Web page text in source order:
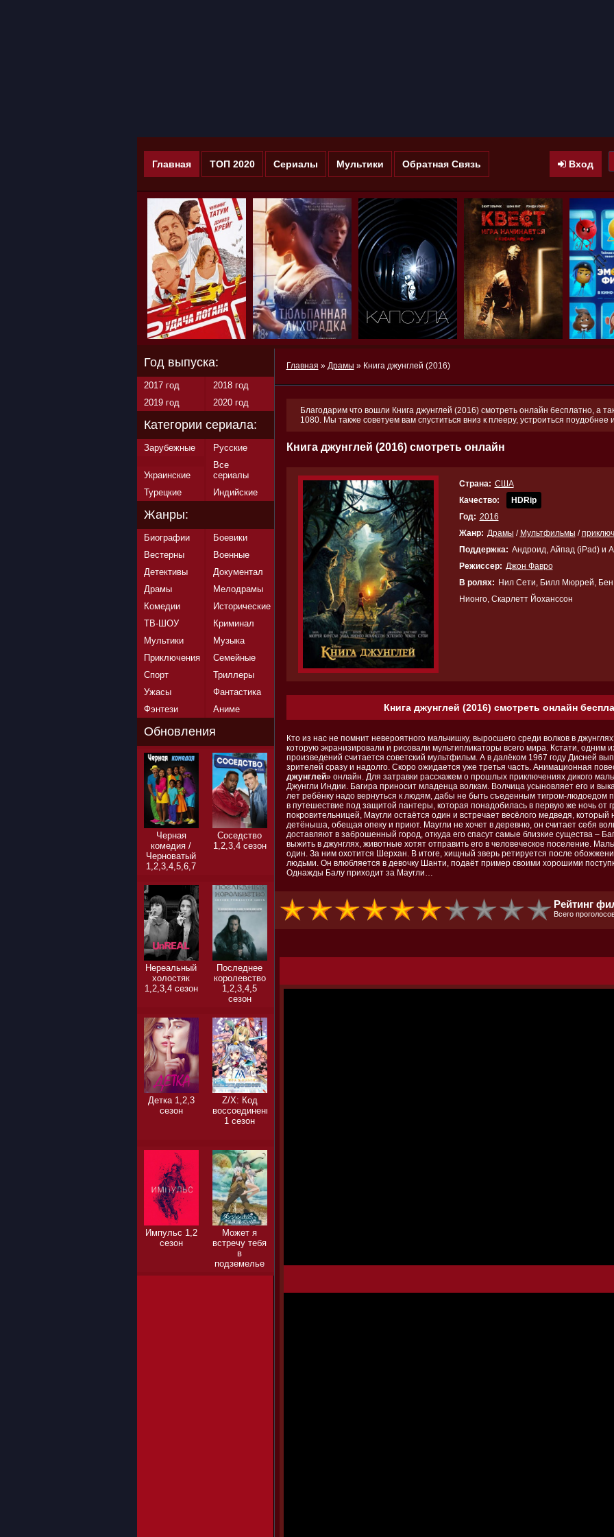
Главная ТОП 2020 Сериалы Мультики Обратная Связь Вход
Главная » Драмы » Книга джунглей (2016)
Благодарим что вошли Книга джунглей (2016) смотреть онлайн бесплатно, а
1080. Мы также советуем вам спуститься вниз к плееру, устроиться
Книга джунглей (2016) смотреть онлайн
Страна: США
Качество:
HDRip
Год: 2016
Жанр: Драмы / Мультфильмы /
Поддержка: Андроид, Айпад (iPad) и
Режиссер: Джон Фавро
В ролях: Нил Сети, Билл Мюррей, Бен
Нионго, Скарлетт Йоханссон
Книга джунглей (2016) смотреть онлайн
Кто из нас не помнит невероятного мальчишку, выросшего среди волков в
которую экранизировали и рисовали мультипликаторы всего мира. Кстати, одним
произведений считается советский мультфильм. А в далёком 1967 году Дисней
зрителей сразу и надолго. Скоро ожидается уже третья часть. Анимационная
джунглей» онлайн. Для затравки расскажем о прошлых приключениях дикого
Джунгли Индии. Багира приносит младенца волкам. Волчица усыновляет его и
лет ребёнку надо вернуться к людям, дабы не быть съеденным тигром-людоедом
в путешествие под защитой пантеры, которая понадобилась в первую же ночь от
покровительницей, Маугли остаётся один и встречает весёлого медведя,
детёныша, обещая опеку и приют. Маугли не хочет в деревню, он считает себя
доставляют в заброшенный город, откуда его спасут самые близкие существа –
выжить в джунглях, животные хотят отправить его в человеческое поселение.
один. За ним охотится Шерхан. В итоге, хищный зверь ретируется после
людьми. Он влюбляется в девочку Шанти, подаёт пример своими хорошими
Однажды Балу приходит за Маугли…
Рейтинг
Всего
Год выпуска:
2017 год
2018 год
2019 год
2020 год
Категории сериала:
Зарубежные Русские
Украинские
Все
сериалы
Турецкие
Индийские
Жанры:
Биографии
Боевики
Вестерны
Военные
Детективы
Документал
Драмы
Мелодрамы
Комедии
Исторические
ТВ-ШОУ
Криминал
Мультики
Музыка
Приключения
Семейные
Спорт
Триллеры
Ужасы
Фантастика
Фэнтези
Аниме
Обновления
Черная
комедия /
Черноватый
1,2,3,4,5,6,7
Соседство
1,2,3,4 сезон
Нереальный
холостяк
1,2,3,4 сезон
Последнее
королевство
1,2,3,4,5
сезон
Детка 1,2,3
сезон
Z/X: Код
воссоединения
1 сезон
Импульс 1,2
сезон
Может я
встречу тебя
в
подземелье
1,2,3 сезон